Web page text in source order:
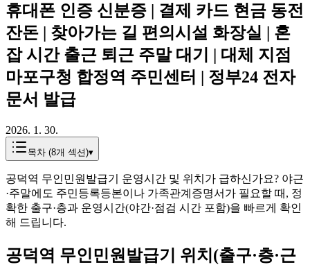
휴대폰 인증 신분증 | 결제 카드 현금 동전
잔돈 | 찾아가는 길 편의시설 화장실 | 혼
잡 시간 출근 퇴근 주말 대기 | 대체 지점
마포구청 합정역 주민센터 | 정부24 전자
문서 발급
2026. 1. 30.
목차 (8개 섹션)▾
공덕역 무인민원발급기 운영시간 및 위치가 급하신가요? 야근
·주말에도 주민등록등본이나 가족관계증명서가 필요할 때, 정
확한 출구·층과 운영시간(야간·점검 시간 포함)을 빠르게 확인
해 드립니다.
공덕역 무인민원발급기 위치(출구·층·근